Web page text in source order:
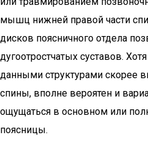
мышц нижней правой части
дисков поясничного отдела
дугоотростчатых суставов.
данными структурами скорее
спины, вполне вероятен и
ощущаться в основном или
поясницы.